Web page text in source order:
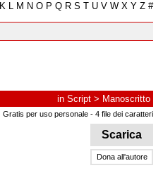
K L M N O P Q R S T U V W X Y Z #
in Script > Manoscritto
Gratis per uso personale - 4 file dei caratteri
Scarica
Dona all'autore